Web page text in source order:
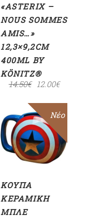
«ASTERIX –
NOUS SOMMES
AMIS…»
12,3×9,2CM
400ML BY
KÖNITZ®
14.50€ 12.00€
Sale
Νέο
ΠΡΟΣΘΉΚΗ
ΣΤΟ
ΚΑΛΆΘΙ
ΚΟΎΠΑ
ΚΕΡΑΜΙΚΉ
ΜΠΛΕ